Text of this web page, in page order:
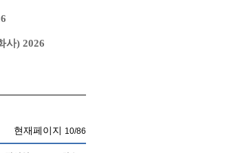
사) 2026
현재페이지 10/86